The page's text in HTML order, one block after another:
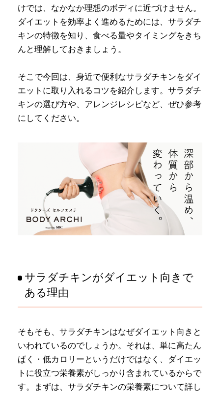
けでは、なかなか理想のボディに近づけません。
ダイエットを効率よく進めるためには、サラダチ
キンの特徴を知り、食べる量やタイミングをきち
んと理解しておきましょう。
そこで今回は、身近で便利なサラダチキンをダイ
エットに取り入れるコツを紹介します。サラダチ
キンの選び方や、アレンジレシピなど、ぜひ参考
にしてください。
サラダチキンがダイエット向きで
ある理由
そもそも、サラダチキンはなぜダイエット向きと
いわれているのでしょうか。それは、単に高たん
ぱく・低カロリーというだけではなく、ダイエッ
トに役立つ栄養素がしっかり含まれているからで
す。まずは、サラダチキンの栄養素について詳し